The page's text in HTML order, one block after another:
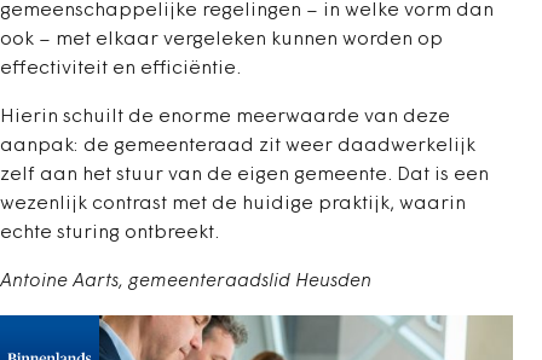
gemeenschappelijke regelingen – in welke vorm dan
ook – met elkaar vergeleken kunnen worden op
effectiviteit en efficiëntie.
Hierin schuilt de enorme meerwaarde van deze
aanpak: de gemeenteraad zit weer daadwerkelijk
zelf aan het stuur van de eigen gemeente. Dat is een
wezenlijk contrast met de huidige praktijk, waarin
echte sturing ontbreekt.
Antoine Aarts, gemeenteraadslid Heusden